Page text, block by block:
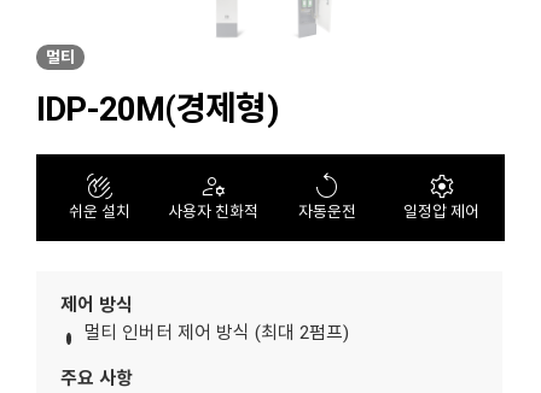
멀티
IDP-20M(경제형)
waving_hand
쉬운 설치
manage_accounts
사용자 친화적
replay
자동운전
settings
일정압 제어
제어 방식
멀티 인버터 제어 방식 (최대 2펌프)
주요 사항